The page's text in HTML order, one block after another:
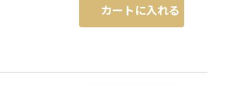
カートに入れる